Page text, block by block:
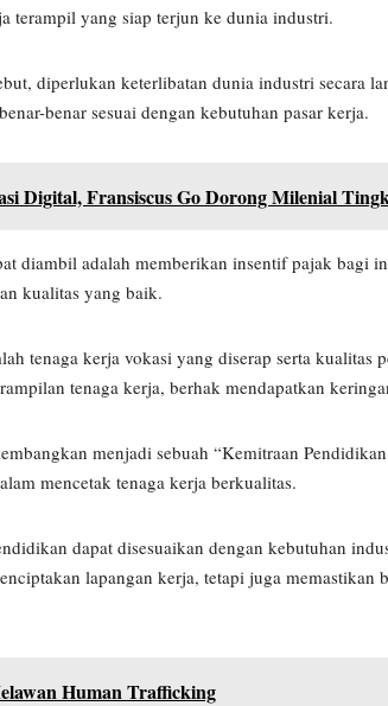
terampil yang siap terjun ke dunia industri.
diperlukan keterlibatan dunia industri secara
benar sesuai dengan kebutuhan pasar kerja.
Digital, Fransiscus Go Dorong Milenial
diambil adalah memberikan insentif pajak bagi
kualitas yang baik.
tenaga kerja vokasi yang diserap serta
tenaga kerja, berhak mendapatkan
menjadi sebuah “Kemitraan
mencetak tenaga kerja berkualitas.
dapat disesuaikan dengan kebutuhan
lapangan kerja, tetapi juga
Human Trafficking